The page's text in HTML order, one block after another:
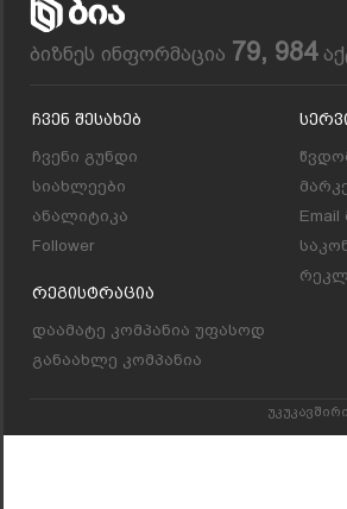
ბიზნეს ინფორმაცია 79, 984
Ჩვენ Შესახებ
ჩვენი გუნდი
სიახლეები
ანალიტიკა
Follower
Რეგისტრაცია
დაამატე კომპანია უფასოდ
განაახლე კომპანია
უკუკავშირი